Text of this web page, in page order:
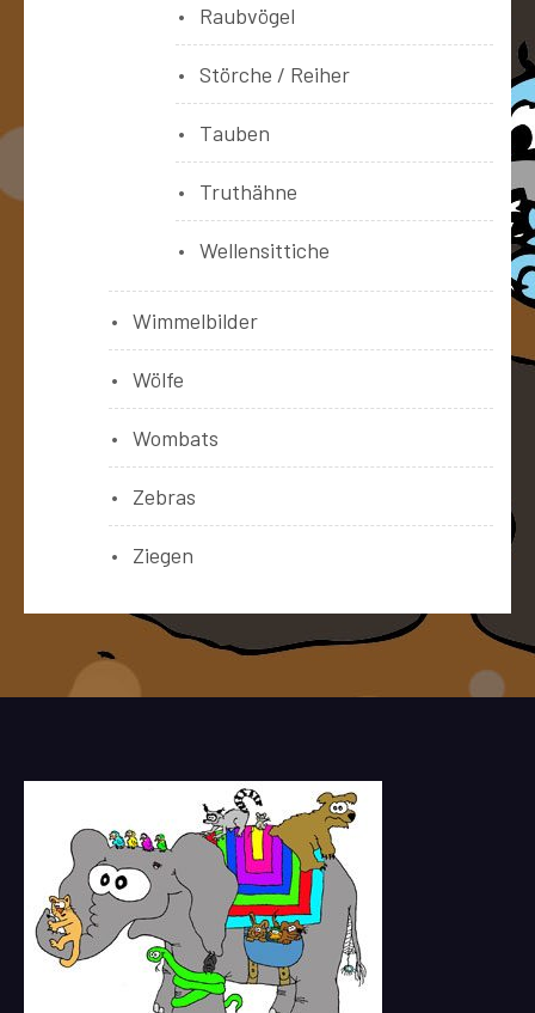
Raubvögel
Störche / Reiher
Tauben
Truthähne
Wellensittiche
Wimmelbilder
Wölfe
Wombats
Zebras
Ziegen